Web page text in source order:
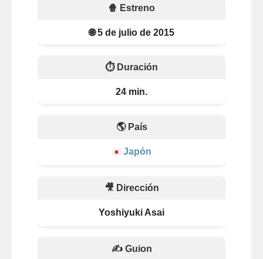
🍿 Estreno
🌐 5 de julio de 2015
⏱️ Duración
24 min.
🌎 País
Japón
🎥 Dirección
Yoshiyuki Asai
✍️ Guion